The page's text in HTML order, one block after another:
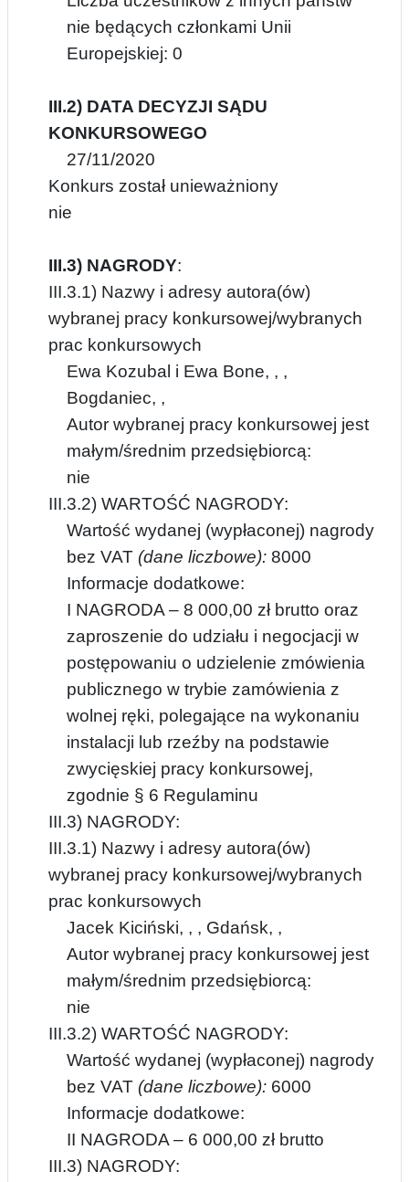
nie będących członkami Unii
Europejskiej: 0
III.2) DATA DECYZJI SĄDU
KONKURSOWEGO
27/11/2020
Konkurs został unieważniony
nie
III.3) NAGRODY:
III.3.1) Nazwy i adresy autora(ów)
wybranej pracy konkursowej/wybranych
prac konkursowych
Ewa Kozubal i Ewa Bone, , ,
Bogdaniec, ,
Autor wybranej pracy konkursowej jest
małym/średnim przedsiębiorcą:
nie
III.3.2) WARTOŚĆ NAGRODY:
Wartość wydanej (wypłaconej) nagrody
bez VAT (dane liczbowe): 8000
Informacje dodatkowe:
I NAGRODA – 8 000,00 zł brutto oraz
zaproszenie do udziału i negocjacji w
postępowaniu o udzielenie zmówienia
publicznego w trybie zamówienia z
wolnej ręki, polegające na wykonaniu
instalacji lub rzeźby na podstawie
zwycięskiej pracy konkursowej,
zgodnie § 6 Regulaminu
III.3) NAGRODY:
III.3.1) Nazwy i adresy autora(ów)
wybranej pracy konkursowej/wybranych
prac konkursowych
Jacek Kiciński, , , Gdańsk, ,
Autor wybranej pracy konkursowej jest
małym/średnim przedsiębiorcą:
nie
III.3.2) WARTOŚĆ NAGRODY:
Wartość wydanej (wypłaconej) nagrody
bez VAT (dane liczbowe): 6000
Informacje dodatkowe:
II NAGRODA – 6 000,00 zł brutto
III.3) NAGRODY: